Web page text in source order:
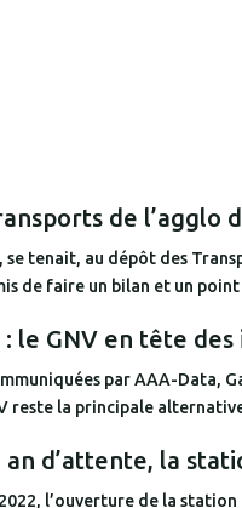
de l’agglo
se tenait, au dépôt des
de faire un bilan et un
: le GNV en tête
par AAA-Data,
reste la principale
an d’attente, la
l’ouverture de la